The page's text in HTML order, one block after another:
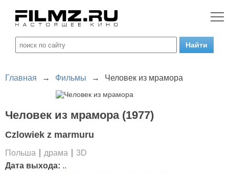
Главная → Фильмы → Человек из мрамора
Человек из мрамора (1977)
Czlowiek z marmuru
Польша драма
3D
Дата выхода: ..